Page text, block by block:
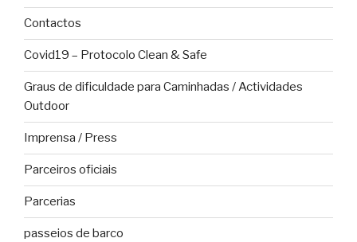
Contactos
Covid19 – Protocolo Clean & Safe
Graus de dificuldade para Caminhadas / Actividades
Outdoor
Imprensa / Press
Parceiros oficiais
Parcerias
passeios de barco